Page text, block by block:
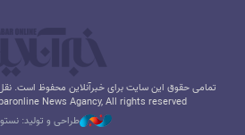
تمامی حقوق این سایت برای خبرآنلاین محفوظ است.
News Agancy, All rights reserved
طراحی و تولید: